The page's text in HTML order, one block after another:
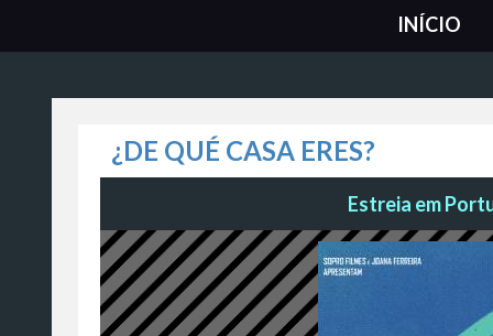
INÍCIO
¿DE QUÉ CASA ERES?
Estreia em